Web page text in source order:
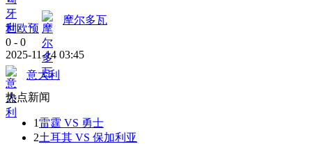
世欧预
摩尔多瓦
0 - 0
2025-11-14 03:45
意大利
热点新闻
1雷霆 VS 勇士
2土耳其 VS 保加利亚